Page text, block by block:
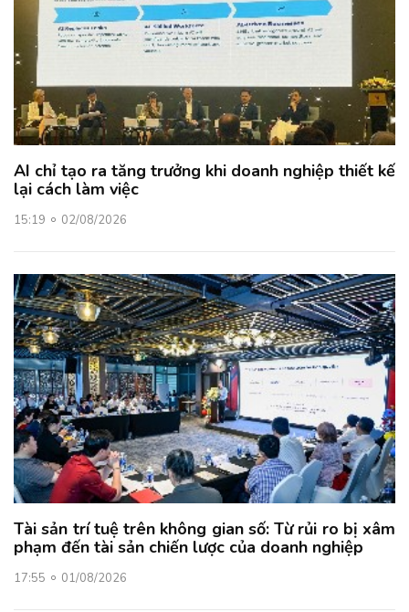
AI chỉ tạo ra tăng trưởng khi doanh nghiệp thiết kế
lại cách làm việc
15:19 02/08/2026
Tài sản trí tuệ trên không gian số: Từ rủi ro bị xâm
phạm đến tài sản chiến lược của doanh nghiệp
17:55 01/08/2026